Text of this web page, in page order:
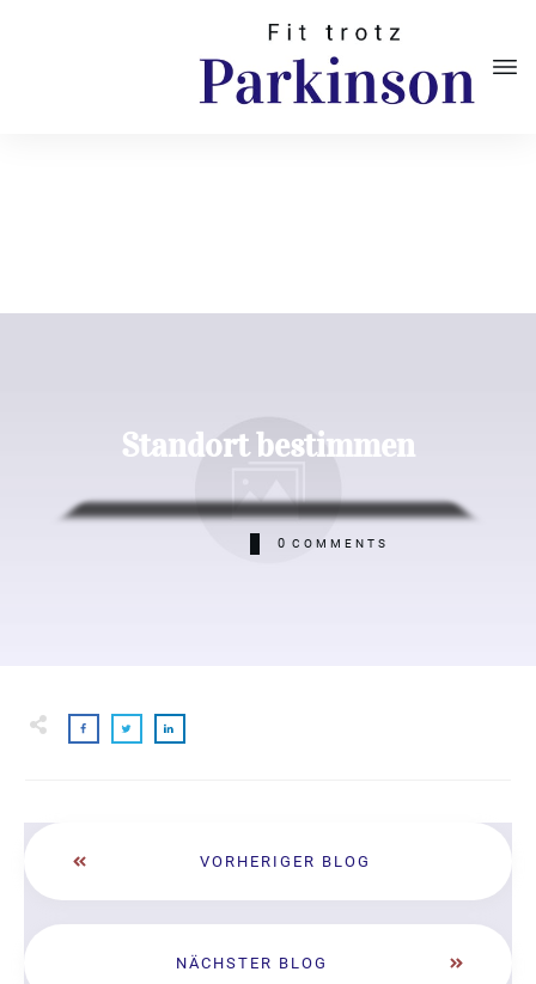
Standort bestimmen
0 COMMENTS
VORHERIGER BLOG
NÄCHSTER BLOG